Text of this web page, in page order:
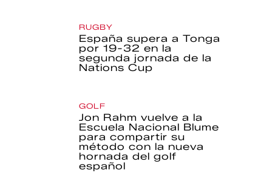
RUGBY
España supera a Tonga
por 19-32 en la
segunda jornada de la
Nations Cup
GOLF
Jon Rahm vuelve a la
Escuela Nacional Blume
para compartir su
método con la nueva
hornada del golf
español